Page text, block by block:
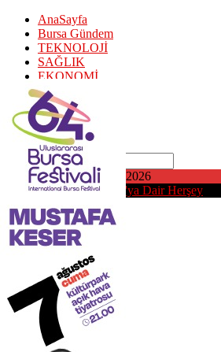
AnaSayfa
Bursa Gündem
TEKNOLOJİ
SAĞLIK
EKONOMİ
Puan Durumu
SPOR
EDİTÖR Y.
KÜNYE
Perşembe, Ağustos 6, 2026
Bursa'daMedya | Bursa'ya Dair Herşey
AnaSayfa
Bursa Gündem
TEKNOLOJİ
SAĞLIK
EKONOMİ
Puan Durumu
SPOR
EDİTÖR Y.
KÜNYE